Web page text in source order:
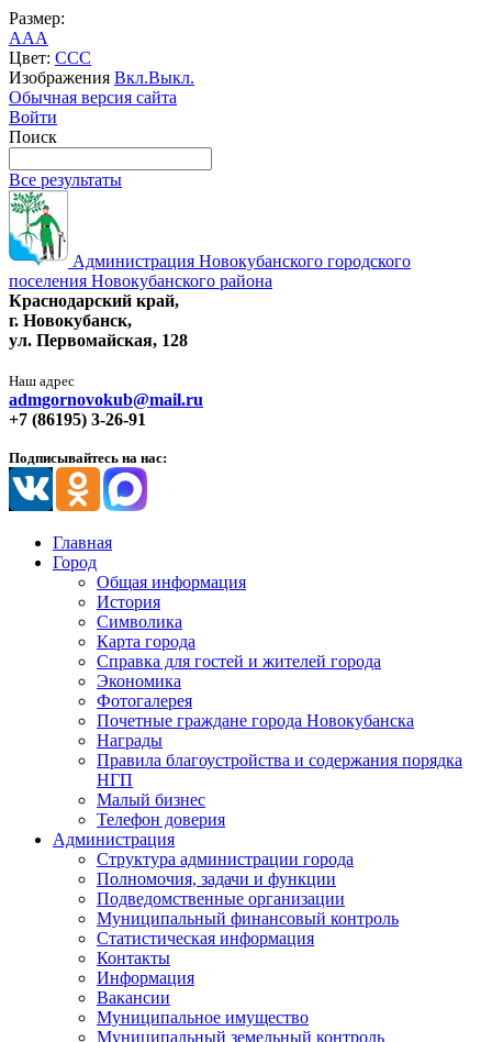
Размер:
AAA
Цвет: CCC
Изображения Вкл.Выкл.
Обычная версия сайта
Войти
Поиск
Все результаты
Администрация Новокубанского городского
поселения Новокубанского района
Краснодарский край,
г. Новокубанск,
ул. Первомайская, 128
Наш адрес
admgornovokub@mail.ru
+7 (86195) 3-26-91
Подписывайтесь на нас:
Главная
Город
Общая информация
История
Символика
Карта города
Справка для гостей и жителей города
Экономика
Фотогалерея
Почетные граждане города Новокубанска
Награды
Правила благоустройства и содержания порядка
НГП
Малый бизнес
Телефон доверия
Администрация
Структура администрации города
Полномочия, задачи и функции
Подведомственные организации
Муниципальный финансовый контроль
Статистическая информация
Контакты
Информация
Вакансии
Муниципальное имущество
Муниципальный земельный контроль